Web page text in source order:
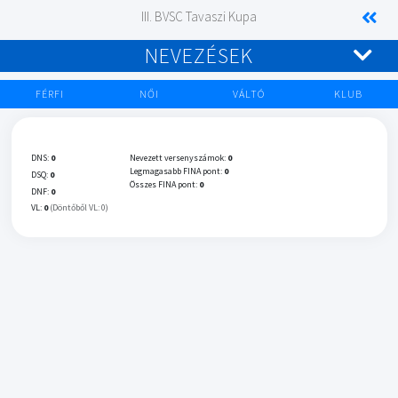
III. BVSC Tavaszi Kupa
NEVEZÉSEK
FÉRFI NŐI VÁLTÓ KLUB
DNS: 0
DSQ: 0
DNF: 0
VL: 0 (Döntőből VL: 0)
Nevezett versenyszámok: 0
Legmagasabb FINA pont: 0
Összes FINA pont: 0